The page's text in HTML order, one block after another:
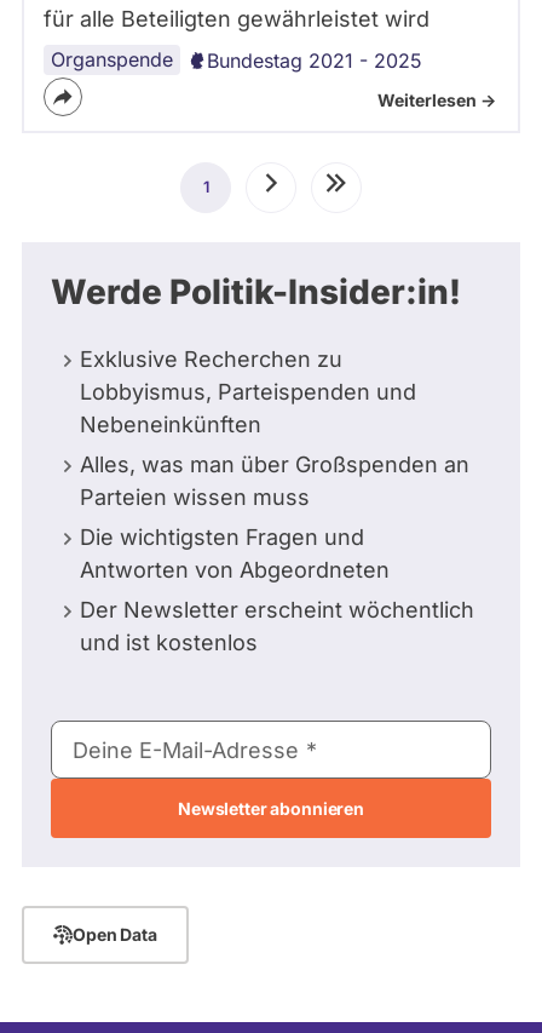
für alle Beteiligten gewährleistet wird
Organspende Bundestag 2021 - 2025
Weiterlesen ->
Seitennummerierung
Aktuelle
1 NächsteLetzte
Werde Politik-Insider:in!
Exklusive Recherchen zu
Lobbyismus, Parteispenden und
Nebeneinkünften
Alles, was man über Großspenden an
Parteien wissen muss
Die wichtigsten Fragen und
Antworten von Abgeordneten
Der Newsletter erscheint wöchentlich
und ist kostenlos
E-
Mail-
Deine E-Mail-Adresse
Open Data